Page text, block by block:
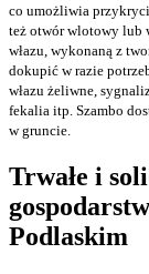
co umożliwia
też otwór wlotowy lub
włazu, wykonaną z
dokupić w razie
włazu żeliwne,
fekalia itp. Szambo
w gruncie.
Trwałe i
Podlaskim